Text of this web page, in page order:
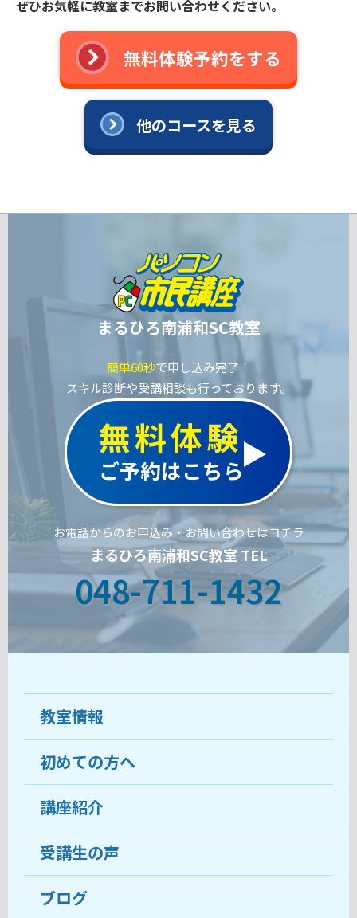
ぜひお気軽に教室までお問い合わせください。
無料体験予約をする
他のコースを見る
まるひろ南浦和SC教室
簡単60秒で申し込み完了！
スキル診断や受講相談も行っております。
無料体験
ご予約はこちら
お電話からのお申込み・お問い合わせはコチラ
まるひろ南浦和SC教室 TEL
048-711-1432
教室情報
教室について
受講生の声
おすすめ・人気の講座
目的から講座を探す
初めての方へ
ココがおすすめ
料金
受講までの流れ
講座紹介
受講生の声
ブログ